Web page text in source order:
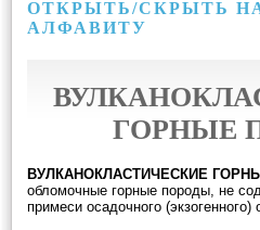
ОТКРЫТЬ/СКРЫТЬ
АЛФАВИТУ
ГОРНЫЕ
ВУЛКАНОКЛАСТИЧЕСКИЕ
обломочные горные породы, не
примеси осадочного